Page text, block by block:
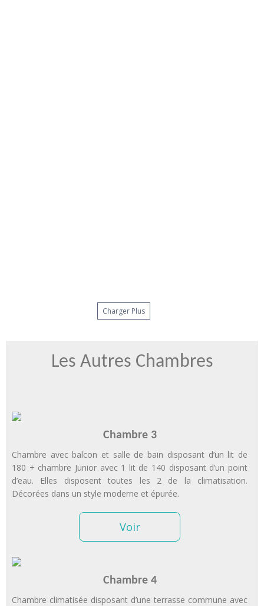
Charger Plus
Les Autres Chambres
Chambre 3
Chambre avec balcon et salle de bain disposant d’un lit de
180 + chambre Junior avec 1 lit de 140 disposant d’un point
d’eau. Elles disposent toutes les 2 de la climatisation.
Décorées dans un style moderne et épurée.
Voir
Chambre 4
Chambre climatisée disposant d’une terrasse commune avec